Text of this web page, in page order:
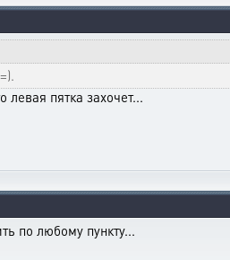
левая пятка захочет...
по любому пункту...